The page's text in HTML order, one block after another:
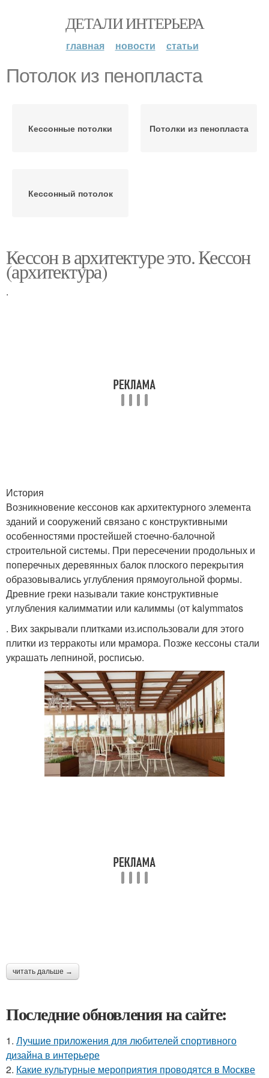
ДЕТАЛИ ИНТЕРЬЕРА
главная новости статьи
Потолок из пенопласта
Кессонные потолки Потолки из пенопласта
Кессонный потолок
Кессон в архитектуре это. Кессон
(архитектура)
.
История
Возникновение кессонов как архитектурного элемента
зданий и сооружений связано с конструктивными
особенностями простейшей стоечно-балочной
строительной системы. При пересечении продольных и
поперечных деревянных балок плоского перекрытия
образовывались углубления прямоугольной формы.
Древние греки называли такие конструктивные
углубления калимматии или калиммы (от kalymmatos
. Вих закрывали плитками из.использовали для этого
плитки из терракоты или мрамора. Позже кессоны стали
украшать лепниной, росписью.
читать дальше →
Последние обновления на сайте:
1. Лучшие приложения для любителей спортивного
дизайна в интерьере
2. Какие культурные мероприятия проводятся в Москве